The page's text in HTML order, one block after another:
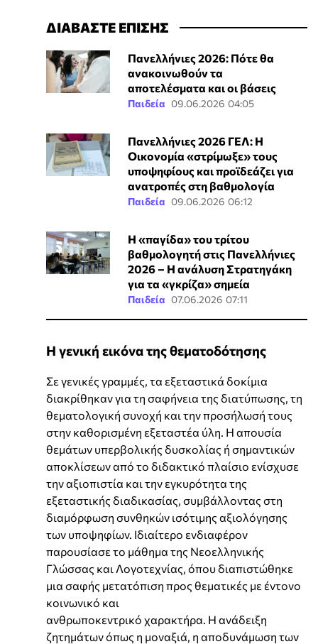
ΔΙΑΒΑΣΤΕ ΕΠΙΣΗΣ
Πανελλήνιες 2026: Πότε θα
ανακοινωθούν τα
αποτελέσματα και οι βάσεις
Παιδεία 09.06.2026 04:05
Πανελλήνιες 2026 ΓΕΛ: Η
Οικονομία «στρίμωξε» τους
υποψηφίους και προϊδεάζει για
ανατροπές στη βαθμολογία
Παιδεία 09.06.2026 06:12
Η «παγίδα» του τρίτου
βαθμολογητή στις Πανελλήνιες
2026 – Η ανάλυση Στρατηγάκη
για τα «γκρίζα» σημεία
Παιδεία 07.06.2026 07:11
Η γενική εικόνα της θεματοδότησης
Σε γενικές γραμμές, τα εξεταστικά δοκίμια
διακρίθηκαν για τη σαφήνεια της διατύπωσης, τη
θεματολογική συνοχή και την προσήλωσή τους
στην καθορισμένη εξεταστέα ύλη. Η απουσία
θεμάτων υπερβολικής δυσκολίας ή σημαντικών
αποκλίσεων από το διδακτικό πλαίσιο ενίσχυσε
την αξιοπιστία και την εγκυρότητα της
εξεταστικής διαδικασίας, συμβάλλοντας στη
διαμόρφωση συνθηκών ισότιμης αξιολόγησης
των υποψηφίων. Ιδιαίτερο ενδιαφέρον
παρουσίασε το μάθημα της Νεοελληνικής
Γλώσσας και Λογοτεχνίας, όπου διαπιστώθηκε
μια σαφής μετατόπιση προς θεματικές με έντονο
κοινωνικό και
ανθρωποκεντρικό χαρακτήρα. Η ανάδειξη
ζητημάτων όπως η μοναξιά, η αποδυνάμωση των